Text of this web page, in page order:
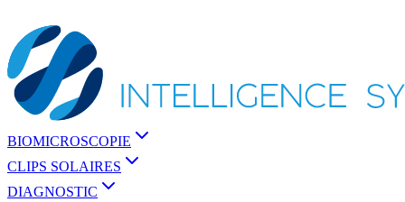
BIOMICROSCOPIE
CLIPS SOLAIRES
DIAGNOSTIC